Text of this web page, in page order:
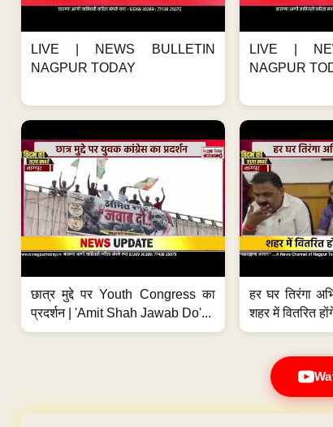
LIVE | NEWS BULLETIN
NAGPUR TODAY
LIVE |
NAGPUR
छात्र मुद्दे पर Youth Congress का
प्रदर्शन | 'Amit Shah Jawab Do'...
हर घर तिरंगा
शहर में वितरित